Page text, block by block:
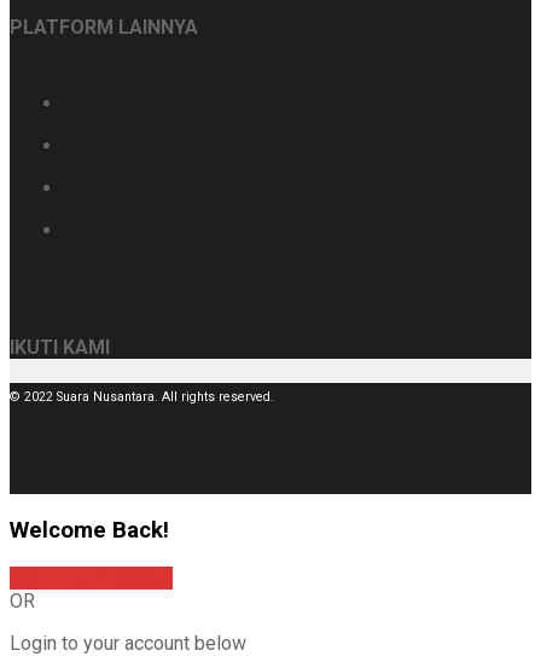
PLATFORM LAINNYA
IKUTI KAMI
© 2022 Suara Nusantara. All rights reserved.
Welcome Back!
OR
Login to your account below